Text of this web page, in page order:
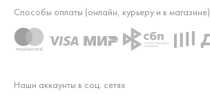
Наши аккаунты в соц. сетях
Способы оплаты (онлайн, курьеру и в магазине)